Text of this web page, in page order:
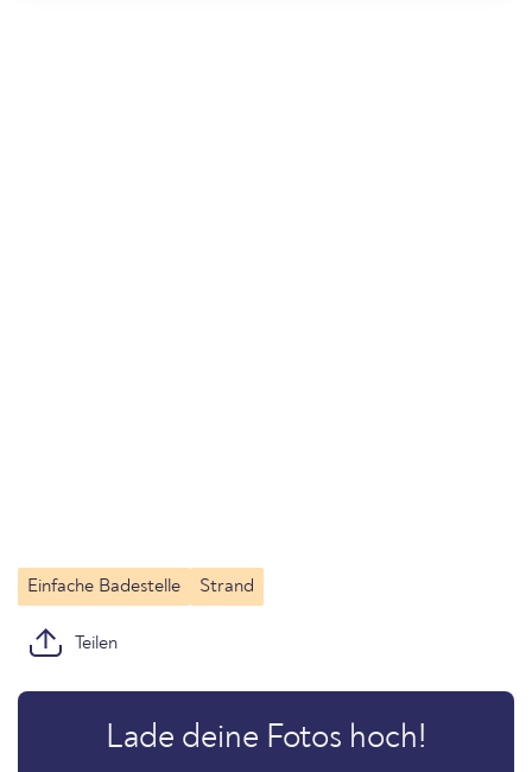
Einfache Badestelle Strand
Teilen
Lade deine Fotos hoch!